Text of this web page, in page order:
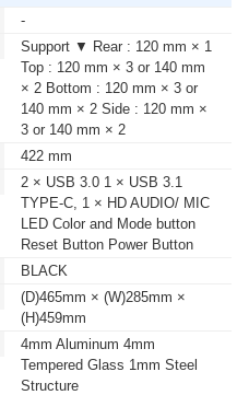
-
Support ▼ Rear : 120 mm × 1
Top : 120 mm × 3 or 140 mm
× 2 Bottom : 120 mm × 3 or
140 mm × 2 Side : 120 mm ×
3 or 140 mm × 2
422 mm
2 × USB 3.0 1 × USB 3.1
TYPE-C, 1 × HD AUDIO/ MIC
LED Color and Mode button
Reset Button Power Button
BLACK
(D)465mm × (W)285mm ×
(H)459mm
4mm Aluminum 4mm
Tempered Glass 1mm Steel
Structure